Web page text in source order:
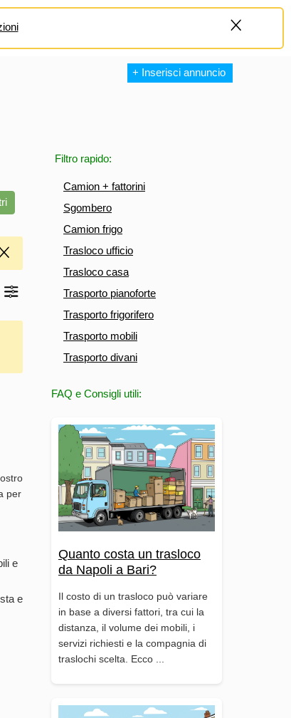
+
+ Inserisci annuncio
Filtro rapido:
Camion + fattorini
Sgombero
Camion frigo
Trasloco ufficio
Trasloco casa
Trasporto pianoforte
Trasporto frigorifero
Trasporto mobili
Trasporto divani
FAQ e Consigli utili:
Quanto costa un trasloco
da Napoli a Bari?
Il costo di un trasloco può variare
in base a diversi fattori, tra cui la
distanza, il volume dei mobili, i
servizi richiesti e la compagnia di
traslochi scelta. Ecco ...
per
e
e